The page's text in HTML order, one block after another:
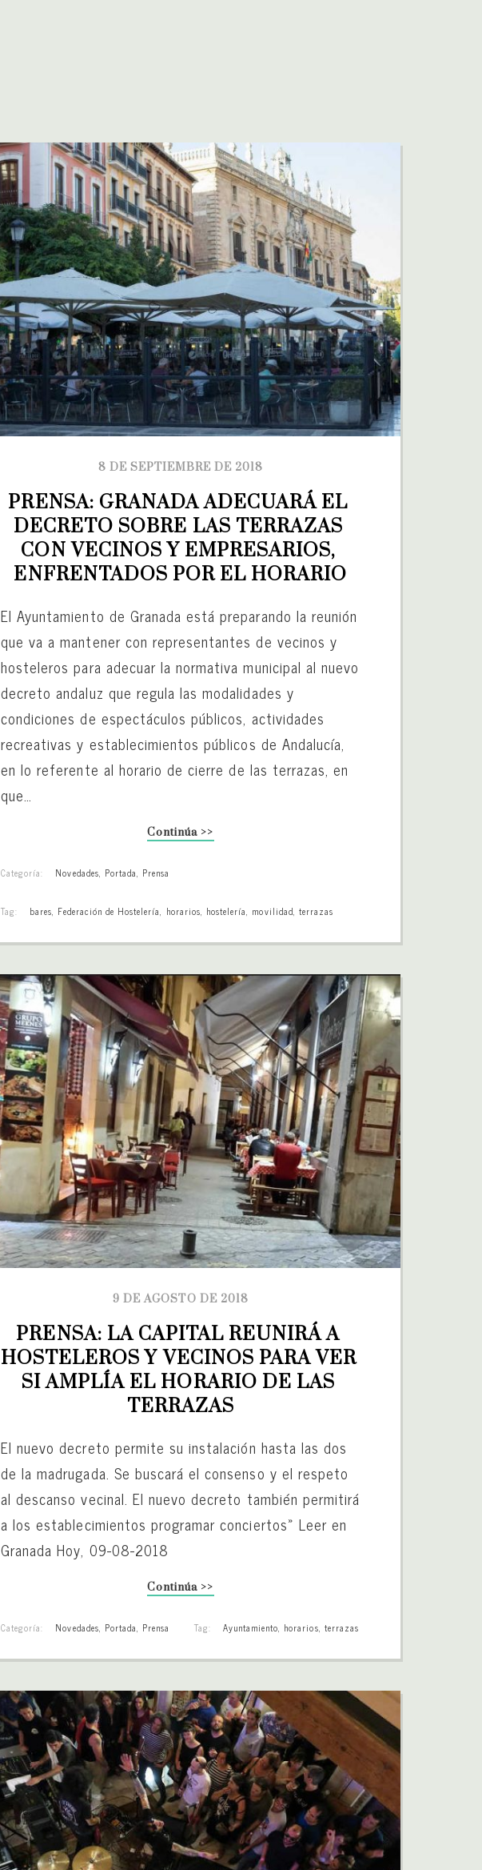
8 DE SEPTIEMBRE DE 2018
PRENSA: GRANADA ADECUARÁ EL
DECRETO SOBRE LAS TERRAZAS
CON VECINOS Y EMPRESARIOS,
ENFRENTADOS POR EL HORARIO
El Ayuntamiento de Granada está preparando la reunión
que va a mantener con representantes de vecinos y
hosteleros para adecuar la normativa municipal al nuevo
decreto andaluz que regula las modalidades y
condiciones de espectáculos públicos, actividades
recreativas y establecimientos públicos de Andalucía,
en lo referente al horario de cierre de las terrazas, en
que…
Continúa >>
Categoría: Novedades, Portada, Prensa
Tag: bares, Federación de Hostelería, horarios, hostelería, movilidad, terrazas
9 DE AGOSTO DE 2018
PRENSA: LA CAPITAL REUNIRÁ A
HOSTELEROS Y VECINOS PARA VER
SI AMPLÍA EL HORARIO DE LAS
TERRAZAS
El nuevo decreto permite su instalación hasta las dos
de la madrugada. Se buscará el consenso y el respeto
al descanso vecinal. El nuevo decreto también permitirá
a los establecimientos programar conciertos» Leer en
Granada Hoy, 09-08-2018
Continúa >>
Categoría: Novedades, Portada, Prensa Tag: Ayuntamiento, horarios, terrazas